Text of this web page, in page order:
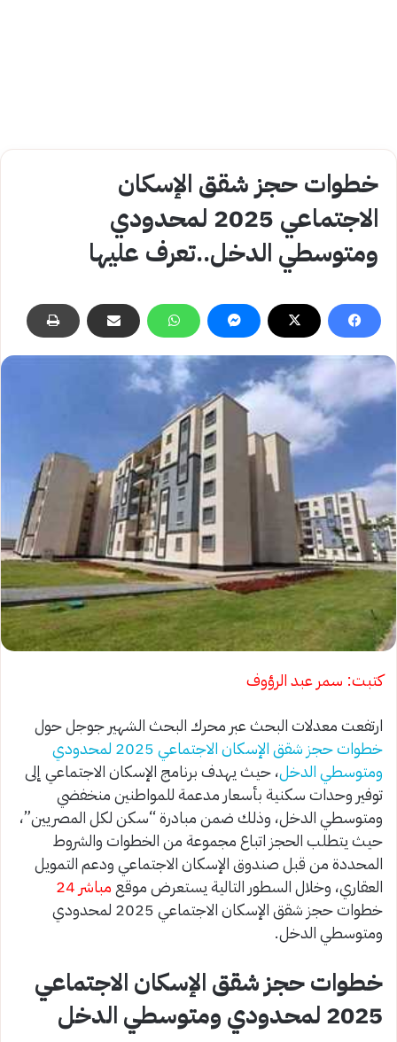
خطوات حجز شقق الإسكان
الاجتماعي 2025 لمحدودي
ومتوسطي الدخل..تعرف عليها
كتبت: سمر عبد الرؤوف
ارتفعت معدلات البحث عبر محرك البحث الشهير جوجل حول
خطوات حجز شقق الإسكان الاجتماعي 2025 لمحدودي
ومتوسطي الدخل، حيث يهدف برنامج الإسكان الاجتماعي إلى
توفير وحدات سكنية بأسعار مدعمة للمواطنين منخفضي
ومتوسطي الدخل، وذلك ضمن مبادرة “سكن لكل المصريين”،
حيث يتطلب الحجز اتباع مجموعة من الخطوات والشروط
المحددة من قبل صندوق الإسكان الاجتماعي ودعم التمويل
العقاري، وخلال السطور التالية يستعرض موقع مباشر 24
خطوات حجز شقق الإسكان الاجتماعي 2025 لمحدودي
ومتوسطي الدخل.
خطوات حجز شقق الإسكان الاجتماعي
2025 لمحدودي ومتوسطي الدخل